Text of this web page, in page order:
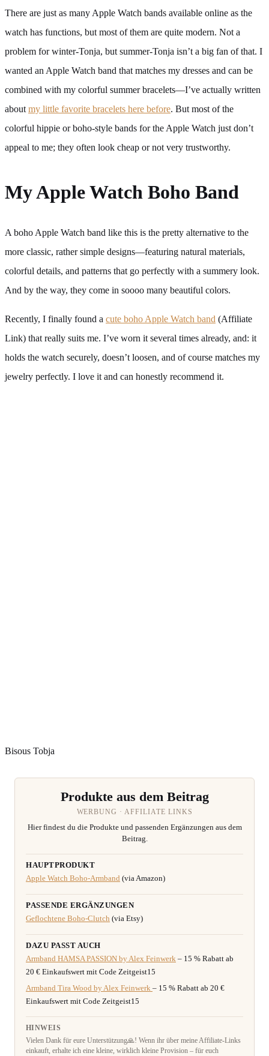
There are just as many Apple Watch bands available online as the
watch has functions, but most of them are quite modern. Not a
problem for winter-Tonja, but summer-Tonja isn’t a big fan of that. I
wanted an Apple Watch band that matches my dresses and can be
combined with my colorful summer bracelets—I’ve actually written
about my little favorite bracelets here before. But most of the
colorful hippie or boho-style bands for the Apple Watch just don’t
appeal to me; they often look cheap or not very trustworthy.
My Apple Watch Boho Band
A boho Apple Watch band like this is the pretty alternative to the
more classic, rather simple designs—featuring natural materials,
colorful details, and patterns that go perfectly with a summery look.
And by the way, they come in soooo many beautiful colors.
Recently, I finally found a cute boho Apple Watch band (Affiliate
Link) that really suits me. I’ve worn it several times already, and: it
holds the watch securely, doesn’t loosen, and of course matches my
jewelry perfectly. I love it and can honestly recommend it.
Bisous Tobja
Produkte aus dem Beitrag
WERBUNG · AFFILIATE LINKS
Hier findest du die Produkte und passenden Ergänzungen aus dem
Beitrag.
HAUPTPRODUKT
Apple Watch Boho-Armband (via Amazon)
PASSENDE ERGÄNZUNGEN
Geflochtene Boho-Clutch (via Etsy)
DAZU PASST AUCH
Armband HAMSA PASSION by Alex Feinwerk – 15 % Rabatt ab
20 € Einkaufswert mit Code Zeitgeist15
Armband Tira Wood by Alex Feinwerk – 15 % Rabatt ab 20 €
Einkaufswert mit Code Zeitgeist15
HINWEIS
Vielen Dank für eure Unterstützung🙏! Wenn ihr über meine Affiliate-Links
einkauft, erhalte ich eine kleine, wirklich kleine Provision – für euch